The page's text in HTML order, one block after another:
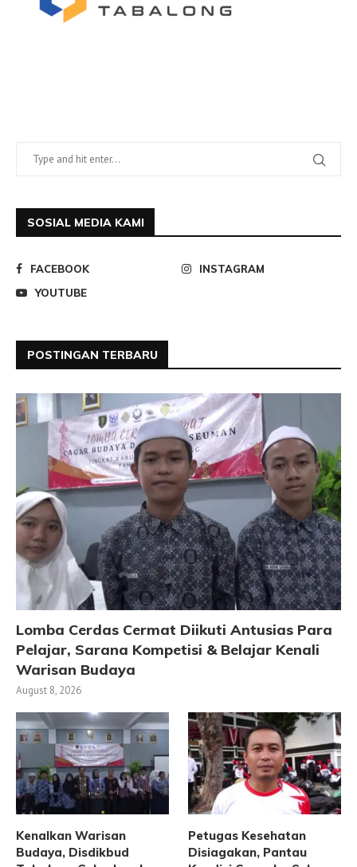
SOSIAL MEDIA KAMI
FACEBOOK
INSTAGRAM
YOUTUBE
POSTINGAN TERBARU
Lomba Cerdas Cermat Diikuti Antusias Para
Pelajar, Sarana Kompetisi & Belajar Kenali
Warisan Budaya
August 8, 2026
Kenalkan Warisan
Budaya, Disdikbud
Petugas Kesehatan
Disiagakan, Pantau